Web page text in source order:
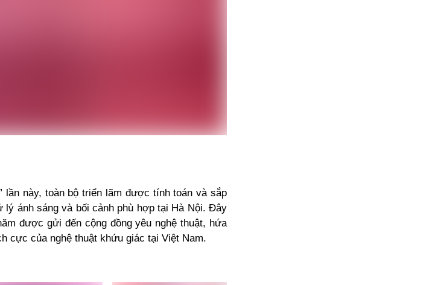
lần này, toàn bộ triển lãm được tính toán và sắp
ánh sáng và bối cảnh phù hợp tại Hà Nội. Đây
được gửi đến cộng đồng yêu nghệ thuật, hứa
cực của nghệ thuật khứu giác tại Việt Nam.